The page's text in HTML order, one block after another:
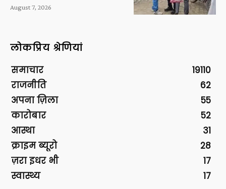
August 7, 2026
लोकप्रिय श्रेणियां
समाचार
19110
राजनीति
62
अपना ज़िला
55
कारोबार
52
आस्था
31
क्राइम ब्यूरो
28
ज़रा इधर भी
17
स्वास्थ्य
17